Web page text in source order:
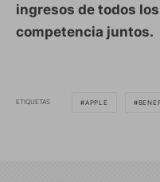
ingresos de todos
competencia juntos.
ETIQUETAS APPLE